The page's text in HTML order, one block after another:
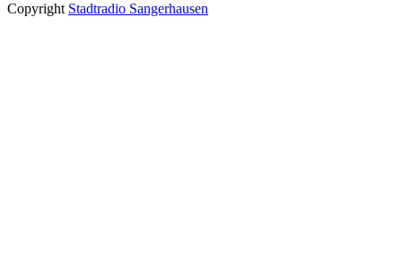
Copyright Stadtradio Sangerhausen